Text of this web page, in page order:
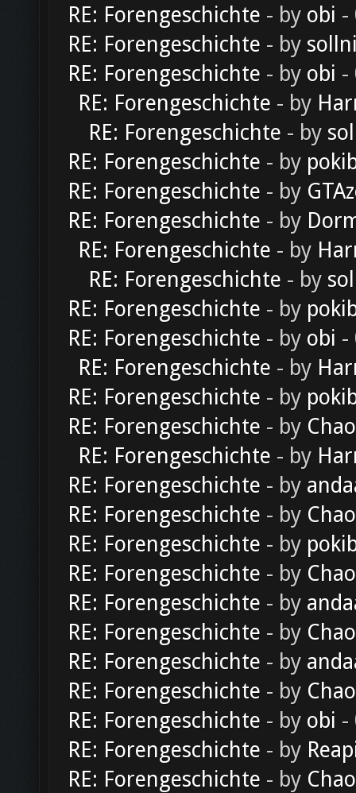
RE: Forengeschichte - by obi -
RE: Forengeschichte - by
RE: Forengeschichte - by obi -
RE: Forengeschichte - by
RE: Forengeschichte - by
RE: Forengeschichte - by
RE: Forengeschichte - by
RE: Forengeschichte - by
RE: Forengeschichte - by
RE: Forengeschichte - by
RE: Forengeschichte - by
RE: Forengeschichte - by obi -
RE: Forengeschichte - by
RE: Forengeschichte - by
RE: Forengeschichte - by
RE: Forengeschichte - by
RE: Forengeschichte - by
RE: Forengeschichte - by
RE: Forengeschichte - by
RE: Forengeschichte - by
RE: Forengeschichte - by
RE: Forengeschichte - by
RE: Forengeschichte - by
RE: Forengeschichte - by
RE: Forengeschichte - by obi -
RE: Forengeschichte - by
RE: Forengeschichte - by